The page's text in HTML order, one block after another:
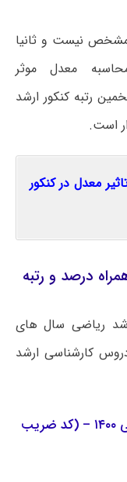
مشخص نیست و ثانیا
معدل موثر
رتبه کنکور ارشد
است.
معدل در کنکور
درصد و رتبه
ریاضی سال های
کارشناسی ارشد
نمونه کارنامه های کارشناسی ارشد ریاضی ۱۴۰۰ – (کد ضریب